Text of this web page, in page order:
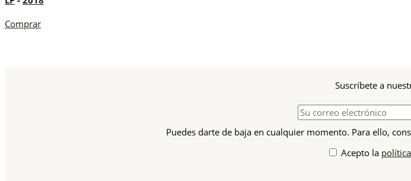
Comprar
Suscríbete a
Puedes darte de baja en cualquier momento. Para ello,
Acepto la